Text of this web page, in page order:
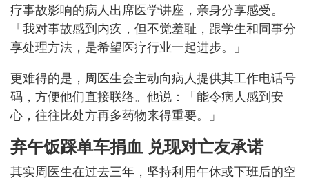
疗事故影响的病人出席医学讲座，亲身分享感受。
「我对事故感到内疚，但不觉羞耻，跟学生和同事分
享处理方法，是希望医疗行业一起进步。」
更难得的是，周医生会主动向病人提供其工作电话号
码，方便他们直接联络。他说：「能令病人感到安
心，往往比处方再多药物来得重要。」
弃午饭踩单车捐血 兑现对亡友承诺
其实周医生在过去三年，坚持利用午休或下班后的空